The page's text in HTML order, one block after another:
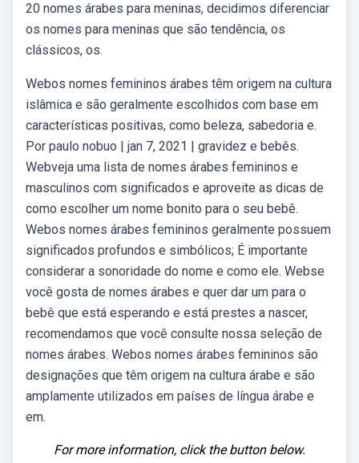
20 nomes árabes para meninas, decidimos diferenciar
os nomes para meninas que são tendência, os
clássicos, os.
Webos nomes femininos árabes têm origem na cultura
islâmica e são geralmente escolhidos com base em
características positivas, como beleza, sabedoria e.
Por paulo nobuo | jan 7, 2021 | gravidez e bebês.
Webveja uma lista de nomes árabes femininos e
masculinos com significados e aproveite as dicas de
como escolher um nome bonito para o seu bebê.
Webos nomes árabes femininos geralmente possuem
significados profundos e simbólicos; É importante
considerar a sonoridade do nome e como ele. Webse
você gosta de nomes árabes e quer dar um para o
bebê que está esperando e está prestes a nascer,
recomendamos que você consulte nossa seleção de
nomes árabes. Webos nomes árabes femininos são
designações que têm origem na cultura árabe e são
amplamente utilizados em países de língua árabe e
em.
For more information, click the button below.